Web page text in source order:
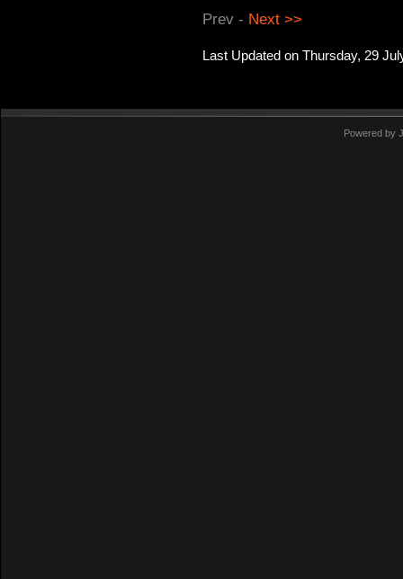
Prev - Next >>
Last Updated on Thursday, 29
Powered by